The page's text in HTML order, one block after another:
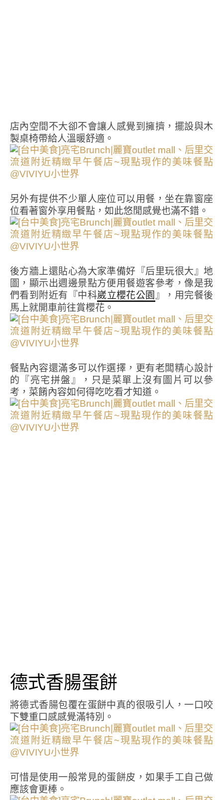
店內空間不大卻不會讓人感覺到擁擠，擺設與木
製桌椅帶給人溫暖舒適。
另外有提供不少單人座位可以用餐，坐在靠窗座
位看著窗外享用餐點，如此悠閒感覺也滿不錯。
後方牆上還貼心為大家準備好『后里玩很大』地
圖，顯示出週邊景點方便用餐遊客參考，像是我
們看到附近有『中科崴立櫻花公園 』，用完餐後
馬上就開車前往賞櫻花。
餐點內容還滿多可以作選擇，更有老闆精心設計
的『亮宅拼盤』，只是菜單上沒有圖片可以參
考，菜餚內容如何得吃吃看才知道。
德式香腸蛋餅
將德式香腸包覆在蛋餅中真的很吸引人，一口咬
下雙重口感感覺滿特別。
可惜是使用一般常見的蛋餅皮，如果手工自己做
應該會更棒。